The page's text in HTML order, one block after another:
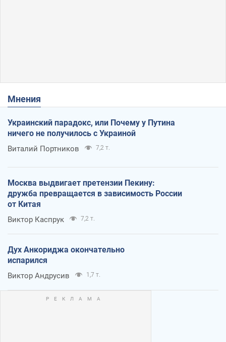
Мнения
Украинский парадокс, или Почему у Путина
ничего не получилось с Украиной
Виталий Портников 7,2 т.
Москва выдвигает претензии Пекину:
дружба превращается в зависимость России
от Китая
Виктор Каспрук 7,2 т.
Дух Анкориджа окончательно
испарился
Виктор Андрусив 1,7 т.